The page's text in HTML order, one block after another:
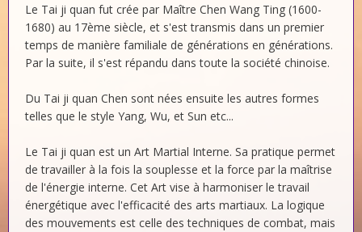
Le Tai ji quan fut crée par Maître Chen Wang Ting (1600-
1680) au 17ème siècle, et s'est transmis dans un premier
temps de manière familiale de générations en générations.
Par la suite, il s'est répandu dans toute la société chinoise.
Du Tai ji quan Chen sont nées ensuite les autres formes
telles que le style Yang, Wu, et Sun etc...
Le Tai ji quan est un Art Martial Interne. Sa pratique permet
de travailler à la fois la souplesse et la force par la maîtrise
de l'énergie interne. Cet Art vise à harmoniser le travail
énergétique avec l'efficacité des arts martiaux. La logique
des mouvements est celle des techniques de combat, mais